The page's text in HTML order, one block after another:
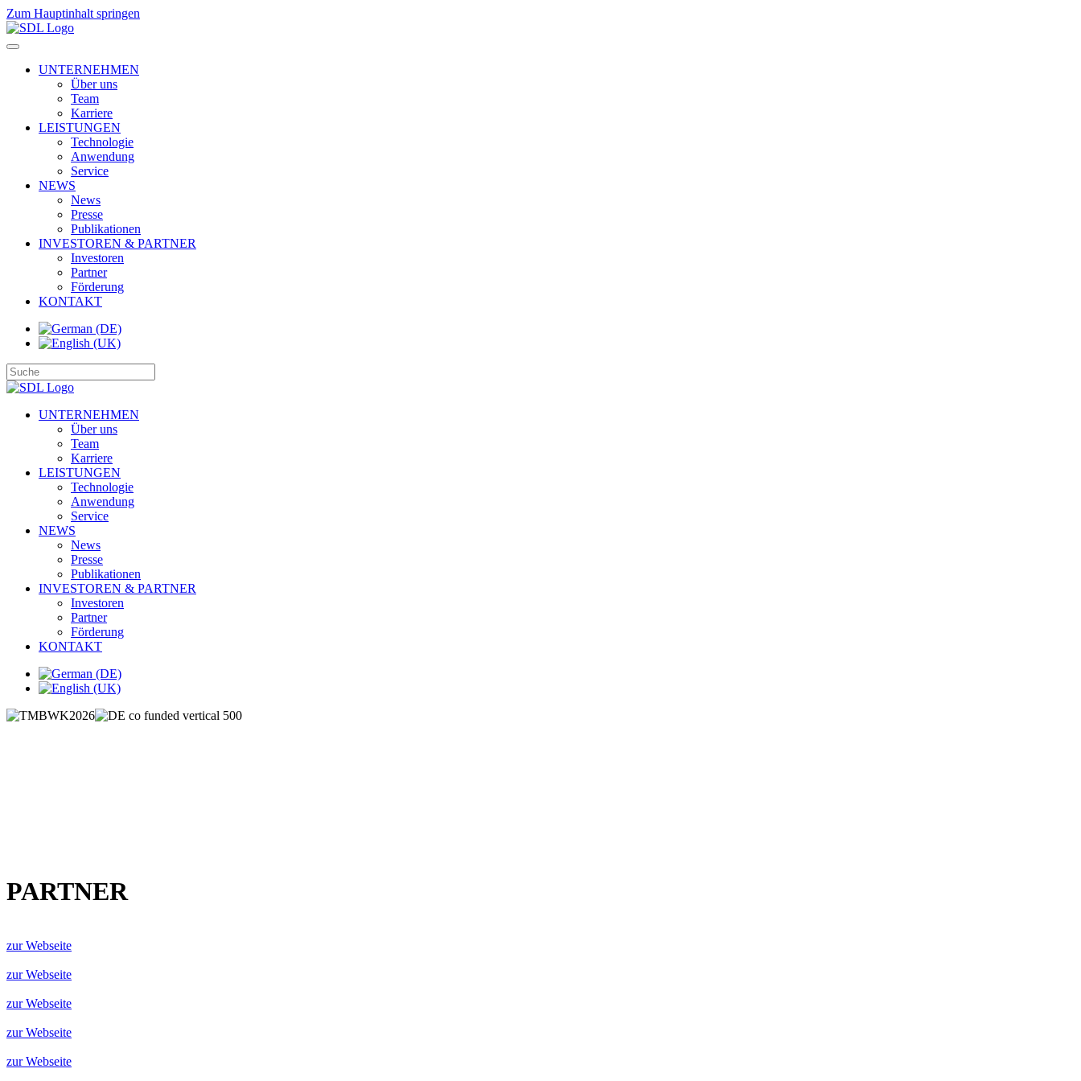
Zum Hauptinhalt springen
UNTERNEHMEN
Über uns
Team
Karriere
LEISTUNGEN
Technologie
Anwendung
Service
NEWS
News
Presse
Publikationen
INVESTOREN & PARTNER
Investoren
Partner
Förderung
KONTAKT
UNTERNEHMEN
Über uns
Team
Karriere
LEISTUNGEN
Technologie
Anwendung
Service
NEWS
News
Presse
Publikationen
INVESTOREN & PARTNER
Investoren
Partner
Förderung
KONTAKT
PARTNER
zur Webseite
zur Webseite
zur Webseite
zur Webseite
zur Webseite